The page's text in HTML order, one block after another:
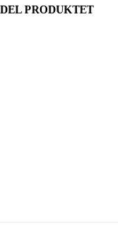
DEL PRODUKTET